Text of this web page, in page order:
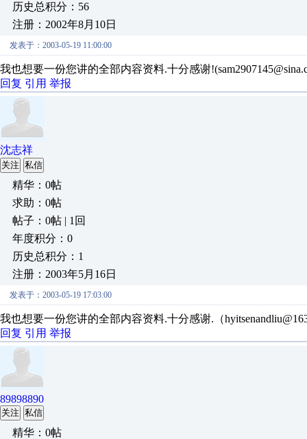
历史总积分：56
注册：2002年8月10日
发表于：2003-05-19 11:00:00
我也想要一份您讲的全部内容资料.十分感谢
回复 引用 举报
沈志祥
关注 私信
精华：0帖
求助：0帖
帖子：0帖 | 1回
年度积分：0
历史总积分：1
注册：2003年5月16日
发表于：2003-05-19 17:03:00
我也想要一份您讲的全部内容资料.十分感谢.（
回复 引用 举报
89898890
关注 私信
精华：0帖